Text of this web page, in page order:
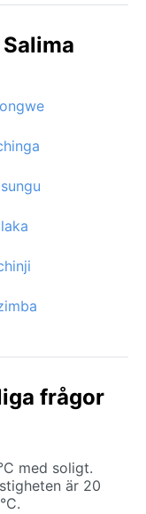
frågor
med soligt.
är 20